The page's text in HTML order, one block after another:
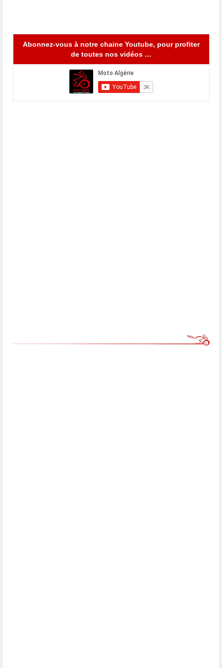
Abonnez-vous à notre chaine Youtube, pour profiter
de toutes nos vidéos …